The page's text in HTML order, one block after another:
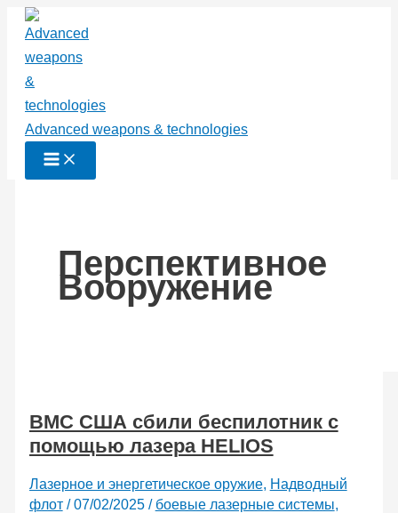
Перейти
содержимому
Advanced weapons & technologies
Перспективное
Вооружение
ВМС США сбили беспилотник с
помощью лазера HELIOS
Лазерное и энергетическое оружие, Надводный
флот/07/02/2025 / боевые лазерные системы,